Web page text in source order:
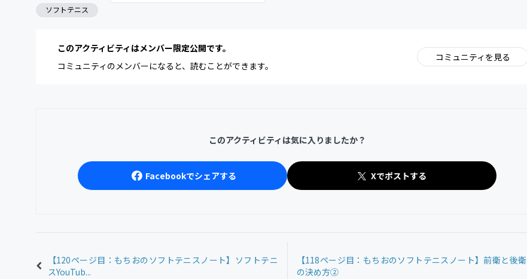
ソフトテニス
このアクティビティはメンバー限定公開です。
コミュニティのメンバーになると、読むことができます。
コミュニティを見る
このアクティビティは気に入りましたか？
Facebookでシェアする Xでポストする
【120ページ目：もちおのソフトテニスノート】ソフトテニ
スYouTub...
【118ページ目：もちおのソフトテニスノート】前衛と後衛
の決め方②